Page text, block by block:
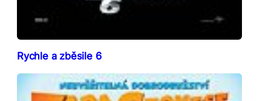
Rychle a zběsile 6